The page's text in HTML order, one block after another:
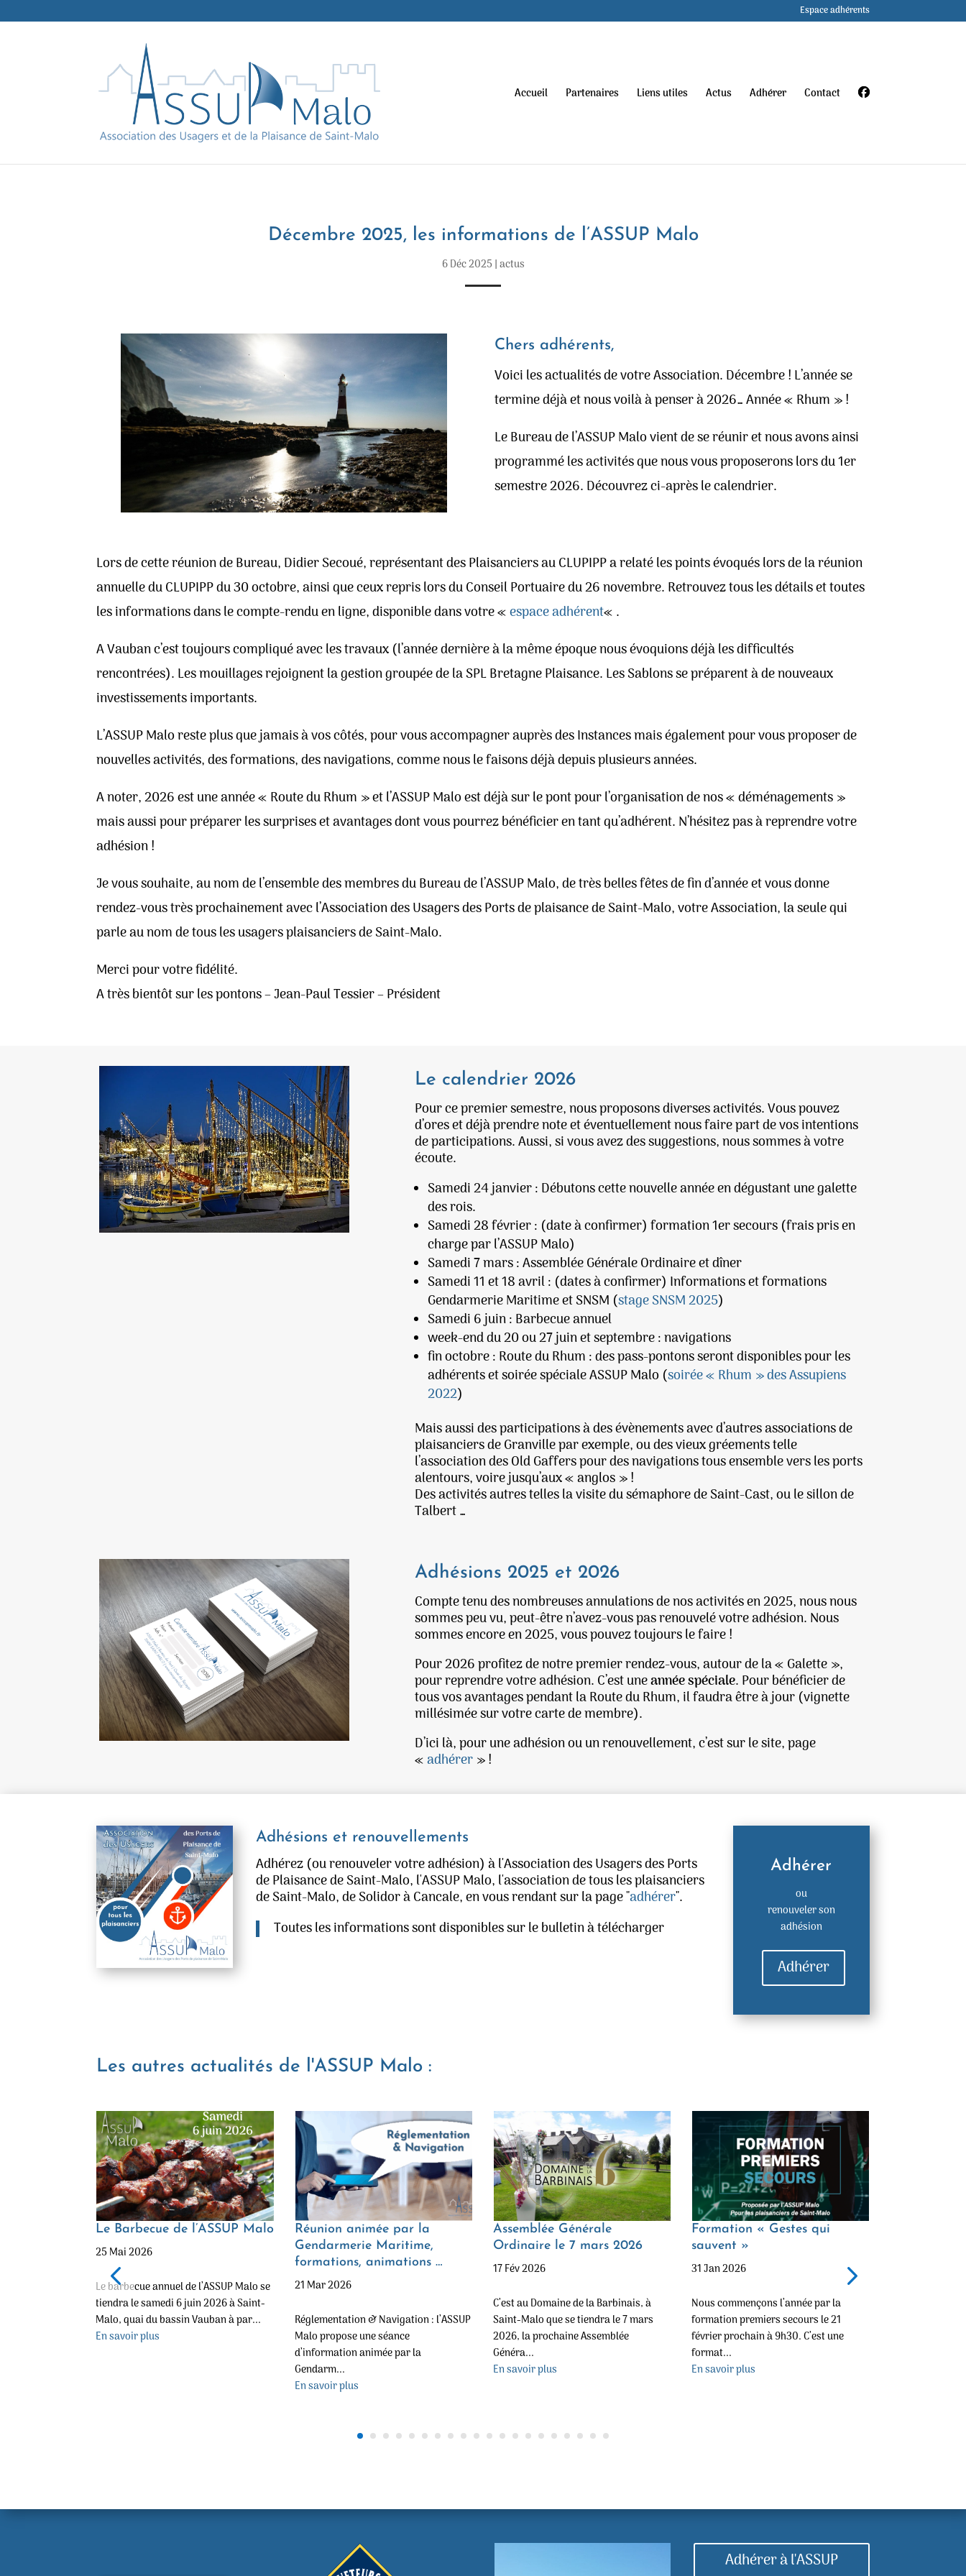
Espace adhérents
Accueil Partenaires Liens utiles Actus Adhérer Contact
Décembre 2025, les informations de l’ASSUP Malo
6 Déc 2025|actus
Chers adhérents,
Voici les actualités de votre Association. Décembre ! L’année se
termine déjà et nous voilà à penser à 2026… Année « Rhum » !
Le Bureau de l’ASSUP Malo vient de se réunir et nous avons ainsi
programmé les activités que nous vous proposerons lors du 1er
semestre 2026. Découvrez ci-après le calendrier.
Lors de cette réunion de Bureau, Didier Secoué, représentant des Plaisanciers au CLUPIPP a relaté les points évoqués lors de la réunion
annuelle du CLUPIPP du 30 octobre, ainsi que ceux repris lors du Conseil Portuaire du 26 novembre. Retrouvez tous les détails et toutes
les informations dans le compte-rendu en ligne, disponible dans votre «espace adhérent« .
A Vauban c’est toujours compliqué avec les travaux (l’année dernière à la même époque nous évoquions déjà les difficultés
rencontrées). Les mouillages rejoignent la gestion groupée de la SPL Bretagne Plaisance. Les Sablons se préparent à de nouveaux
investissements importants.
L’ASSUP Malo reste plus que jamais à vos côtés, pour vous accompagner auprès des Instances mais également pour vous proposer de
nouvelles activités, des formations, des navigations, comme nous le faisons déjà depuis plusieurs années.
A noter, 2026 est une année « Route du Rhum » et l’ASSUP Malo est déjà sur le pont pour l’organisation de nos « déménagements »
mais aussi pour préparer les surprises et avantages dont vous pourrez bénéficier en tant qu’adhérent. N’hésitez pas à reprendre votre
adhésion !
Je vous souhaite, au nom de l’ensemble des membres du Bureau de l’ASSUP Malo, de très belles fêtes de fin d’année et vous donne
rendez-vous très prochainement avec l’Association des Usagers des Ports de plaisance de Saint-Malo, votre Association, la seule qui
parle au nom de tous les usagers plaisanciers de Saint-Malo.
Merci pour votre fidélité.
A très bientôt sur les pontons – Jean-Paul Tessier – Président
Le calendrier 2026
Pour ce premier semestre, nous proposons diverses activités. Vous pouvez
d’ores et déjà prendre note et éventuellement nous faire part de vos intentions
de participations. Aussi, si vous avez des suggestions, nous sommes à votre
écoute.
Samedi 24 janvier : Débutons cette nouvelle année en dégustant une galette
des rois.
Samedi 28 février : (date à confirmer) formation 1er secours (frais pris en
charge par l’ASSUP Malo)
Samedi 7 mars : Assemblée Générale Ordinaire et dîner
Samedi 11 et 18 avril : (dates à confirmer) Informations et formations
Gendarmerie Maritime et SNSM (stage SNSM 2025)
Samedi 6 juin : Barbecue annuel
week-end du 20 ou 27 juin et septembre : navigations
fin octobre : Route du Rhum : des pass-pontons seront disponibles pour les
adhérents et soirée spéciale ASSUP Malo (soirée « Rhum » des Assupiens
2022)
Mais aussi des participations à des évènements avec d’autres associations de
plaisanciers de Granville par exemple, ou des vieux gréements telle
l’association des Old Gaffers pour des navigations tous ensemble vers les ports
alentours, voire jusqu’aux « anglos » !
Des activités autres telles la visite du sémaphore de Saint-Cast, ou le sillon de
Talbert …
Adhésions 2025 et 2026
Compte tenu des nombreuses annulations de nos activités en 2025, nous nous
sommes peu vu, peut-être n’avez-vous pas renouvelé votre adhésion. Nous
sommes encore en 2025, vous pouvez toujours le faire !
Pour 2026 profitez de notre premier rendez-vous, autour de la « Galette »,
pour reprendre votre adhésion. C’est uneannée spéciale. Pour bénéficier de
tous vos avantages pendant la Route du Rhum, il faudra être à jour (vignette
millésimée sur votre carte de membre).
D’ici là, pour une adhésion ou un renouvellement, c’est sur le site, page
«adhérer » !
Adhésions et renouvellements
Adhérez (ou renouveler votre adhésion) à l'Association des Usagers des Ports
de Plaisance de Saint-Malo, l'ASSUP Malo, l'association de tous les plaisanciers
de Saint-Malo, de Solidor à Cancale, en vous rendant sur la page "adhérer".
Toutes les informations sont disponibles sur le bulletin à télécharger
Adhérer
ou
renouveler son
adhésion
Adhérer
Les autres actualités de l'ASSUP Malo :
Le Barbecue de l’ASSUP Malo
25 Mai 2026
Le barbecue annuel de l’ASSUP Malo se
tiendra le samedi 6 juin 2026 à Saint-
Malo, quai du bassin Vauban à par...
En savoir plus
Réunion animée par la
Gendarmerie Maritime,
formations, animations …
21 Mar 2026
Réglementation & Navigation : l’ASSUP
Malo propose une séance
d’information animée par la
Gendarm...
En savoir plus
Assemblée Générale
Ordinaire le 7 mars 2026
17 Fév 2026
C’est au Domaine de la Barbinais, à
Saint-Malo que se tiendra le 7 mars
2026, la prochaine Assemblée
Généra...
En savoir plus
Formation « Gestes qui
sauvent »
31 Jan 2026
Nous commençons l’année par la
formation premiers secours le 21
février prochain à 9h30. C’est une
format...
En savoir plus
Adhérer à l'ASSUP